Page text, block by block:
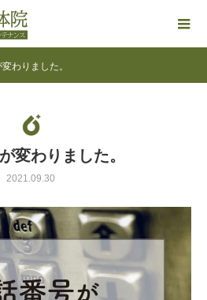
わりました。
変わりました。
2021.09.30